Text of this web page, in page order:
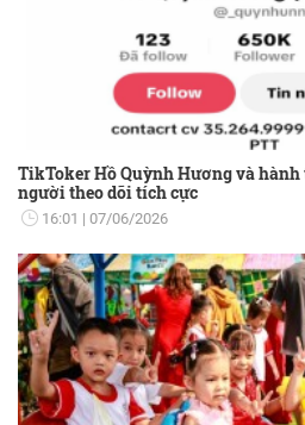
TikToker Hồ Quỳnh Hương và
người theo dõi tích cực
16:01 07/06/2026